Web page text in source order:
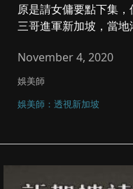
原是請女傭要點下集
三哥進軍新加坡，當
November 4, 2020
娛美師
娛美師：透視新加坡